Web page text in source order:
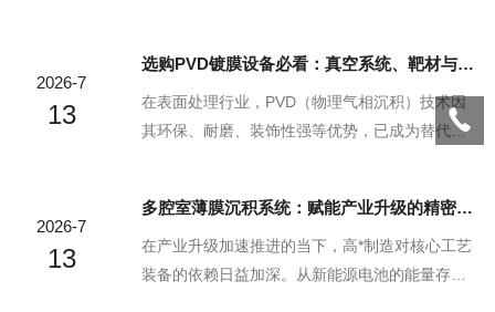
新抽至本底，污染与耗时双重拉满；北京德仪天
力DE5000多腔体磁控溅射系统，以“多工艺腔+Lo
adLock+全自动传送”的架构，把PVD从“手工单
沾大气”DE5000采用多个独立溅射工艺腔+中央传
输腔+Lo...
2026-7
13
选购PVD镀膜设备必看：真空系统、靶材与温控的三大核心配置解析
在表面处理行业，PVD（物理气相沉积）技术因
其环保、耐磨、装饰性强等优势，已成为替代传
关注价格和腔体大小，忽略了决定设备性能上限
的三大核心配置：真空系统、靶材应用与温控系
统。选错了配置，不仅会导致膜层结合力差、色
2026-7
13
多腔室薄膜沉积系统：赋能产业升级的精密制造引擎
在产业升级加速推进的当下，高*制造对核心工艺
装备的依赖日益加深。从新能源电池的能量存储